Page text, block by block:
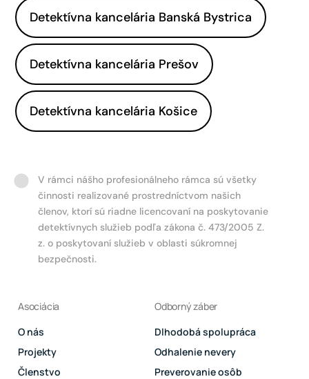
Detektívna kancelária Banská Bystrica
Detektívna kancelária Prešov
Detektívna kancelária Košice
V rámci nášho profesionálneho rámca sú všetky
činnosti realizované prostredníctvom našich
členov, ktorí sú riadne licencovaní na poskytovanie
detektívnych služieb podľa zákona č. 473/2005 Z.
z. o poskytovaní služieb v oblasti súkromnej
bezpečnosti.
Asociácia
O nás
Projekty
Členstvo
Odborný záber
Dlhodobá spolupráca
Odhalenie nevery
Preverovanie osôb